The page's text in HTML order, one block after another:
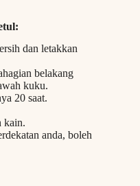
dan letakkan
belakang
kuku.
20 saat.
kain.
anda, boleh